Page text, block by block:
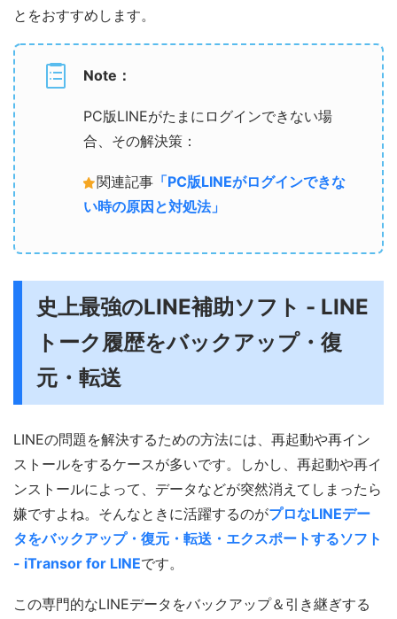
とをおすすめします。
Note：
PC版LINEがたまにログインできない場
合、その解決策：
関連記事 「PC版LINEがログインできな
い時の原因と対処法」
史上最強のLINE補助ソフト - LINE
トーク履歴をバックアップ・復
元・転送
LINEの問題を解決するための方法には、再起動や再イン
ストールをするケースが多いです。しかし、再起動や再イ
ンストールによって、データなどが突然消えてしまったら
嫌ですよね。そんなときに活躍するのがプロなLINEデー
タをバックアップ・復元・転送・エクスポートするソフト
- iTransor for LINEです。
この専門的なLINEデータをバックアップ＆引き継ぎする